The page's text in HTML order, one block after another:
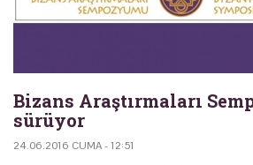
Bizans Araştırmaları
sürüyor
24.06.2016 CUMA - 12:51